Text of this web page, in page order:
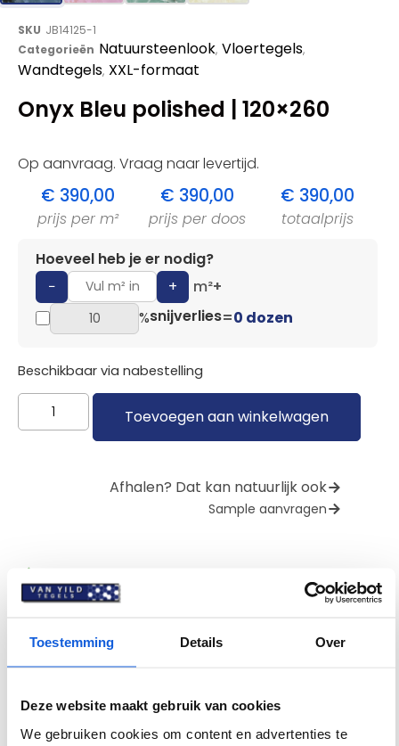
Toestemming Details Over
Deze website maakt gebruik van cookies
We gebruiken cookies om content en advertenties te
SKU JB14125-1
Categorieën Natuursteenlook, Vloertegels,
Wandtegels, XXL-formaat
Onyx Bleu polished | 120×260
Op aanvraag. Vraag naar levertijd.
€ 390,00
prijs per m²
€ 390,00
prijs per doos
€ 390,00
totaalprijs
Hoeveel heb je er nodig?
−
+ m²+
%snijverlies=0 dozen
Beschikbaar via nabestelling
Toevoegen aan winkelwagen
Afhalen? Dat kan natuurlijk ook
Sample aanvragen
Gratis verzending bij een bestelling boven €800
Zakelijke klant of grote oplage bestellen? Neem
Beschrijving
Specificaties